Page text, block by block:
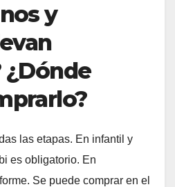
y
las etapas. En infantil y
es obligatorio. En
Se puede comprar en el